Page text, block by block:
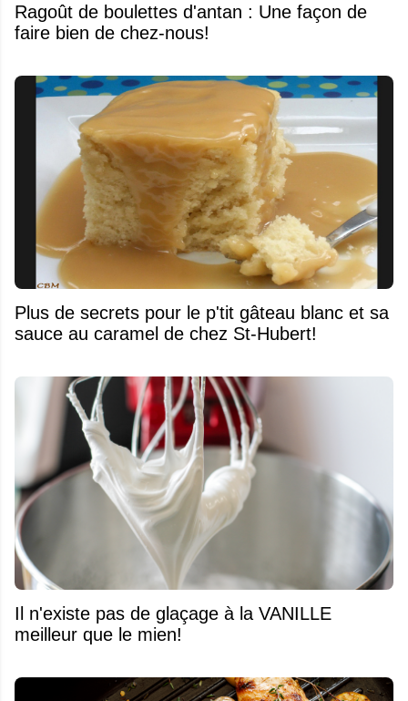
Ragoût de boulettes d'antan : Une façon de
faire bien de chez-nous!
Plus de secrets pour le p'tit gâteau blanc et sa
sauce au caramel de chez St-Hubert!
Il n'existe pas de glaçage à la VANILLE
meilleur que le mien!